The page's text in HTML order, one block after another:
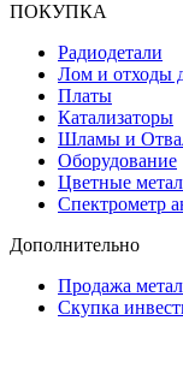
ПОКУПКА
Радиодетали
Лом и отходы
Платы
Катализаторы
Шламы и
Оборудование
Цветные
Спектрометр
Дополнительно
Продажа
Скупка